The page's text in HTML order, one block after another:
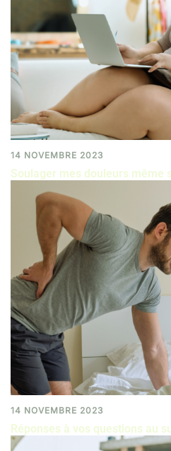
14 NOVEMBRE 2023
Soulager mes douleurs même
14 NOVEMBRE 2023
Réponses à vos questions au